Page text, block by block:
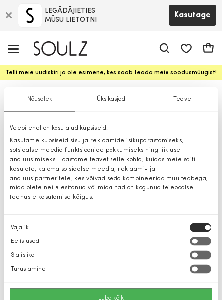
Nõusolek Üksikasjad Teave
Veebilehel on kasutatud küpsiseid.
Kasutame küpsiseid sisu ja reklaamide isikupärastamiseks,
sotsiaalse meedia funktsioonide pakkumiseks ning liikluse
analüüsimiseks. Edastame teavet selle kohta, kuidas meie saiti
kasutate, ka oma sotsiaalse meedia, reklaami- ja
analüüsipartneritele, kes võivad seda kombineerida muu teabega,
mida olete neile esitanud või mida nad on kogunud teiepoolse
teenuste kasutamise käigus.
Nõusoleku
valik
Vajalik
Eelistused
Statistika
Turustamine
Luba kõik
LEGĀDĀJIETIES
MŪSU LIETOTNI
Kasutage
Telli meie uudiskiri ja ole esimene, kes saab teada meie soodusmüügist!
Püksid